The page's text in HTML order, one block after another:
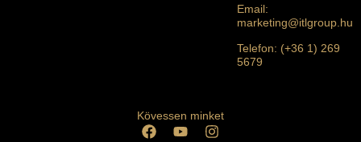
Email:
marketing@itlgroup.hu
Telefon: (+36 1) 269
5679
Kövessen minket